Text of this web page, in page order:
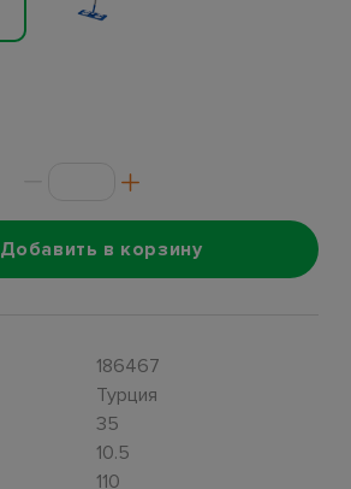
Добавить в корзину
186467
Турция
35
10.5
110